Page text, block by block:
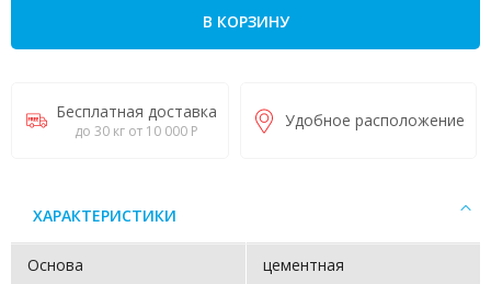
В КОРЗИНУ
Бесплатная доставка
до 30 кг от 10 000 Р
Удобное расположение
ХАРАКТЕРИСТИКИ
Основа цементная